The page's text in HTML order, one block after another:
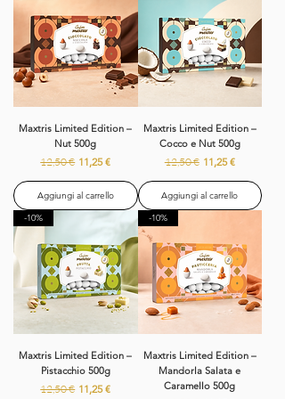
Maxtris Limited Edition –
Nut 500g
Prezzo regolare
12,50 € Prezzo scontato
11,25 €
Aggiungi al carrello
Maxtris Limited Edition –
Cocco e Nut 500g
Prezzo regolare
12,50 € Prezzo scontato
11,25 €
Aggiungi al carrello
-10%
Maxtris Limited Edition –
Pistacchio 500g
Prezzo regolare
12,50 € Prezzo scontato
11,25 €
-10%
Maxtris Limited Edition –
Mandorla Salata e
Caramello 500g